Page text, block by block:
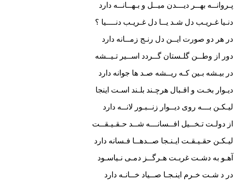
پـروانــه بهــر دیـــدن میــل و بـهــانــه دارد
دنـیا غـریـب دل شـد یــا دل غـریـب دنــــیا ؟
در هر دو صورت ایــن دل رنـج زمــانه دارد
دور از وطــن گلـستان گــردد اســیر تـیــشه
در بیـشه بـین كـه ریــشه صـد ها جوانه دارد
دیـوار بخـت و اقـبال هرچـند بلـند اسـت اینجا
لیـكـن بـــه روی دیــوار زنــبـور لانــه دارد
از دولـت تـخــیل افــسانـــه شــد حـقـیـقــت
لیـكـن حقـیـقـت ایـنـجا صــدهــا فـسانه دارد
آهـو به دشـت غربـت هـرگــز دمـی نـیاسـود
در د شـت خـرم اینـجـا صــیاد خــانـه دارد